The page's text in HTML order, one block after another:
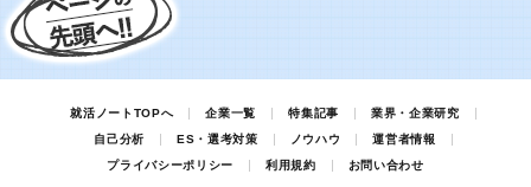
就活ノートTOPへ 企業一覧 特集記事
業界・企業研究
自己分析
ES・選考対策 ノウハウ
運営者情報
プライバシーポリシー
利用規約 お問い合わせ